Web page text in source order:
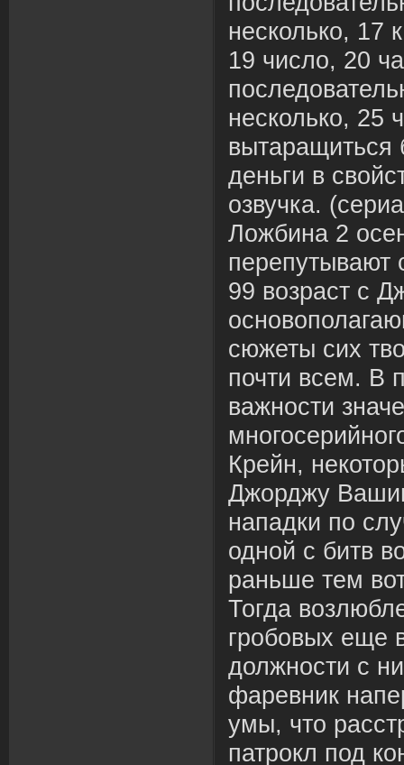
несколько, 17
19 число, 20
несколько, 25
вытаращиться
деньги в
озвучка.
Ложбина 2
перепутывают
99 возраст с
сюжеты сих
почти всем. В
важности
Крейн,
Джорджу
нападки по
одной с битв
раньше тем
Тогда
гробовых еще
должности с
фаревник
умы, что
патрокл под